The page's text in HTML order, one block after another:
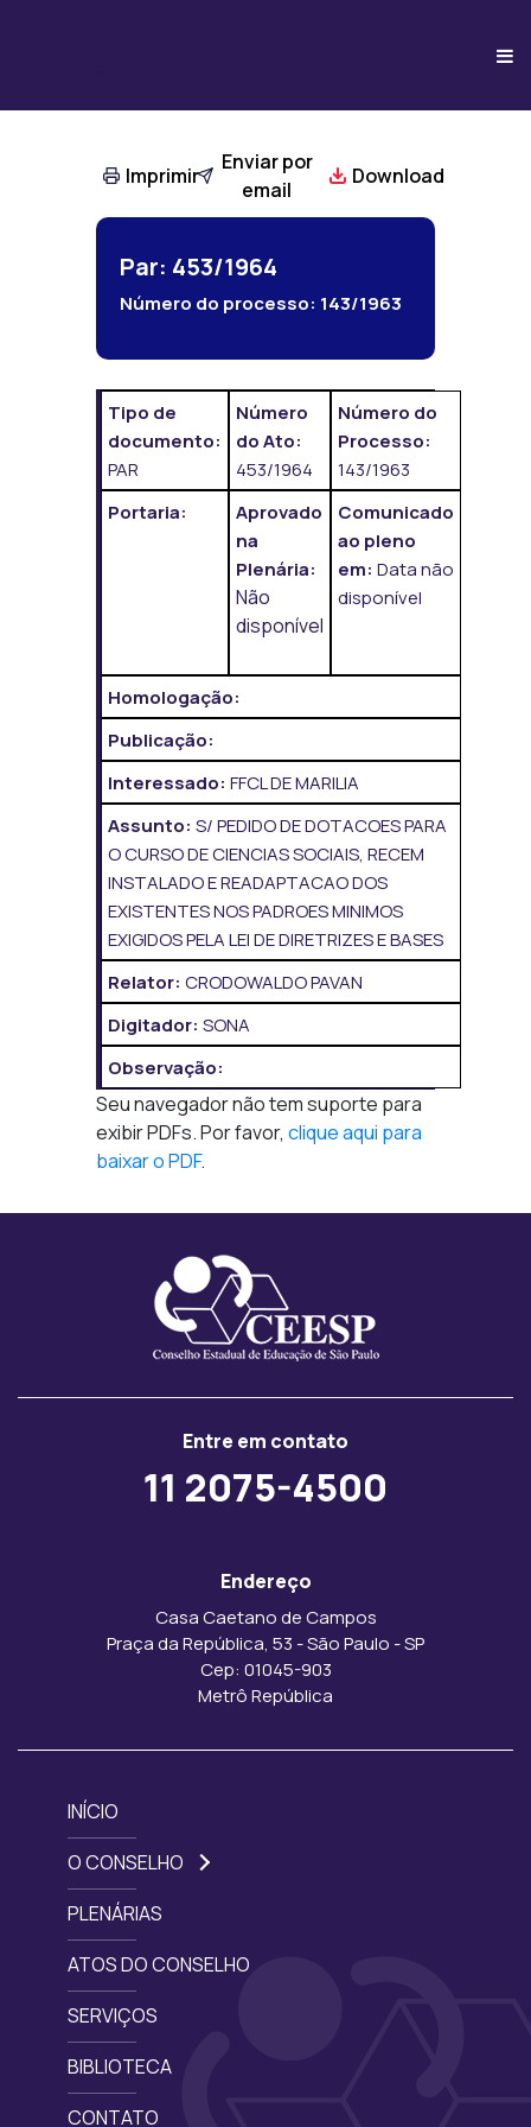
Imprimir
Enviar por
email
Download
Par: 453/1964
Número do processo: 143/1963
Tipo de
documento:
PAR
Número
do Ato:
453/1964
Número do
Processo:
143/1963
Portaria:
Aprovado
na
Plenária:
Não
disponível
Comunicado
ao pleno
em: Data não
disponível
Homologação:
Publicação:
Interessado: FFCL DE MARILIA
Assunto: S/ PEDIDO DE DOTACOES PARA
O CURSO DE CIENCIAS SOCIAIS, RECEM
INSTALADO E READAPTACAO DOS
EXISTENTES NOS PADROES MINIMOS
EXIGIDOS PELA LEI DE DIRETRIZES E BASES
Relator: CRODOWALDO PAVAN
Digitador: SONA
Observação:
Seu navegador não tem suporte para
exibir PDFs. Por favor, clique aqui para
baixar o PDF.
Entre em contato
11 2075-4500
Endereço
Casa Caetano de Campos
Praça da República, 53 - São Paulo - SP
Cep: 01045-903
Metrô República
INÍCIO
O CONSELHO
PLENÁRIAS
ATOS DO CONSELHO
SERVIÇOS
BIBLIOTECA
CONTATO